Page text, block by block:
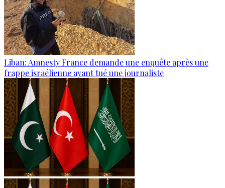
Liban: Amnesty France demande une enquête après une
frappe israélienne ayant tué une journaliste